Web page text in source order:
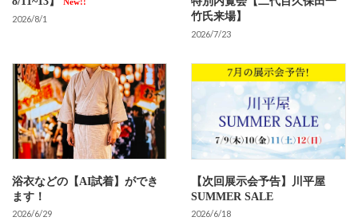
New!!
2026/8/1
竹氏来場】
2026/7/23
浴衣などの【AI試着】ができ
ます！
2026/6/29
【次回展示会予告】川平屋
SUMMER SALE
2026/6/18